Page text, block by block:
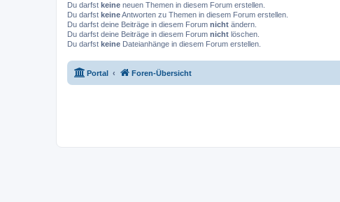
Du darfst keine neuen Themen in diesem Forum erstellen.
Du darfst keineAntworten zu Themen in diesem Forum erstellen.
Du darfst deine Beiträge in diesem Forum nicht ändern.
Du darfst deine Beiträge in diesem Forum nicht löschen.
Du darfst keine Dateianhänge in diesem Forum erstellen.
Portal Foren-Übersicht